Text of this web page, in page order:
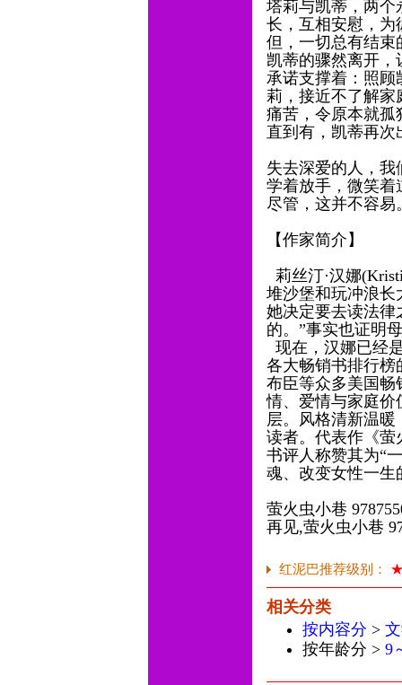
塔莉与凯蒂，两个
长，互相安慰，
但，一切总有结
凯蒂的骤然离开
承诺支撑着：照顾
莉，接近不了解家
痛苦，令原本就
直到有，凯蒂再
失去深爱的人，
学着放手，微笑
尽管，这并不容
【作家简介】
莉丝汀·汉娜
堆沙堡和玩冲浪长
她决定要去读法律
的。”事实也证明
现在，汉娜已经
各大畅销书排行榜
布臣等众多美国畅
情、爱情与家庭价
层。风格清新温
读者。代表作《萤
书评人称赞其为“
魂、改变女性一生
萤火虫小巷
再见,萤火虫小巷
红泥巴推荐级别：
相关分类
按内容分 >
按年龄分 > 9